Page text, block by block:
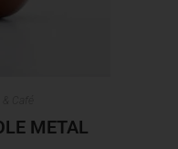
METAL